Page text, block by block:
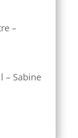
–
– Sabine